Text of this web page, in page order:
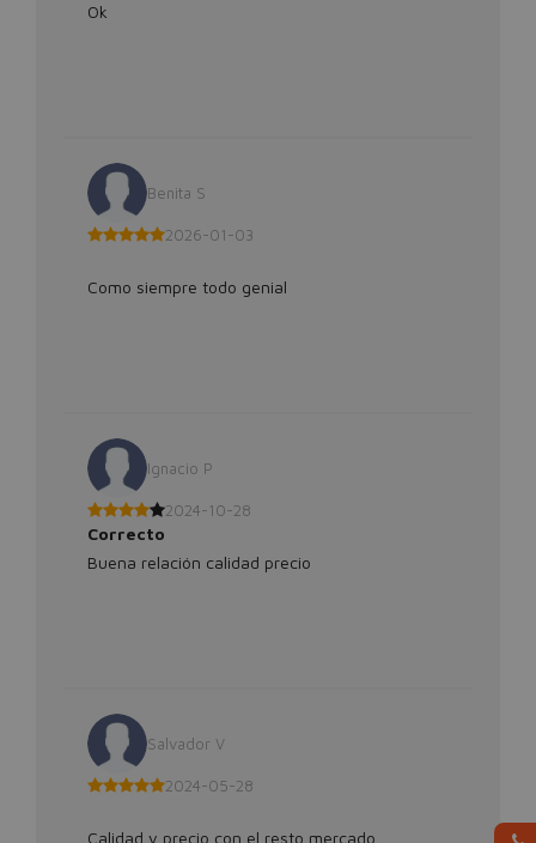
Ok
Benita S
2026-01-03
Como siempre todo genial
Ignacio P
2024-10-28
Correcto
Buena relación calidad precio
Salvador V
2024-05-28
Calidad y precio con el resto mercado.